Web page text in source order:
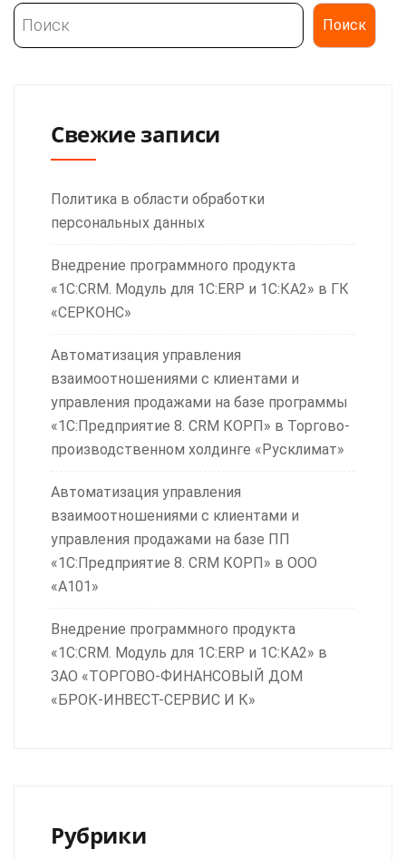
Поиск
Поиск
Свежие записи
Политика в области обработки
персональных данных
Внедрение программного продукта
«1С:CRM. Модуль для 1С:ERP и 1С:КА2» в ГК
«СЕРКОНС»
Автоматизация управления
взаимоотношениями с клиентами и
управления продажами на базе программы
«1С:Предприятие 8. CRM КОРП» в Торгово-
производственном холдинге «Русклимат»
Автоматизация управления
взаимоотношениями с клиентами и
управления продажами на базе ПП
«1С:Предприятие 8. CRM КОРП» в ООО
«А101»
Внедрение программного продукта
«1С:CRM. Модуль для 1С:ERP и 1С:КА2» в
ЗАО «ТОРГОВО-ФИНАНСОВЫЙ ДОМ
«БРОК-ИНВЕСТ-СЕРВИС И К»
Рубрики